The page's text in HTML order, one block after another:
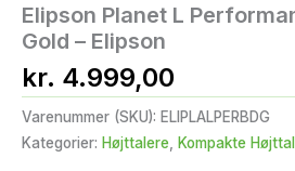
Elipson Planet L
Gold – Elipson
kr. 4.999,00
Varenummer (SKU): ELIPLALPERBDG
Kategorier: Højttalere, Kompakte